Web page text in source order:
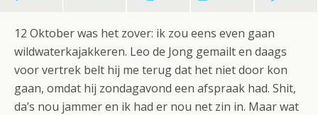
12 Oktober was het zover: ik zou eens even gaan
wildwaterkajakkeren. Leo de Jong gemailt en daags
voor vertrek belt hij me terug dat het niet door kon
gaan, omdat hij zondagavond een afspraak had. Shit,
da’s nou jammer en ik had er nou net zin in. Maar wat